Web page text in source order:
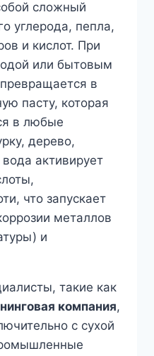
сложный
углерода, пепла,
и кислот. При
или бытовым
в
пасту, которая
в любые
дерево,
активирует
что запускает
металлов
и
такие как
компания,
с сухой